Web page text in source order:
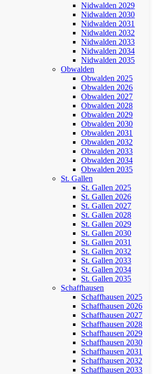
Nidwalden 2029
Nidwalden 2030
Nidwalden 2031
Nidwalden 2032
Nidwalden 2033
Nidwalden 2034
Nidwalden 2035
Obwalden
Obwalden 2025
Obwalden 2026
Obwalden 2027
Obwalden 2028
Obwalden 2029
Obwalden 2030
Obwalden 2031
Obwalden 2032
Obwalden 2033
Obwalden 2034
Obwalden 2035
St. Gallen
St. Gallen 2025
St. Gallen 2026
St. Gallen 2027
St. Gallen 2028
St. Gallen 2029
St. Gallen 2030
St. Gallen 2031
St. Gallen 2032
St. Gallen 2033
St. Gallen 2034
St. Gallen 2035
Schaffhausen
Schaffhausen 2025
Schaffhausen 2026
Schaffhausen 2027
Schaffhausen 2028
Schaffhausen 2029
Schaffhausen 2030
Schaffhausen 2031
Schaffhausen 2032
Schaffhausen 2033